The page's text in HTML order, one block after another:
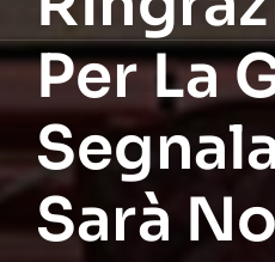
Per La
Sarà